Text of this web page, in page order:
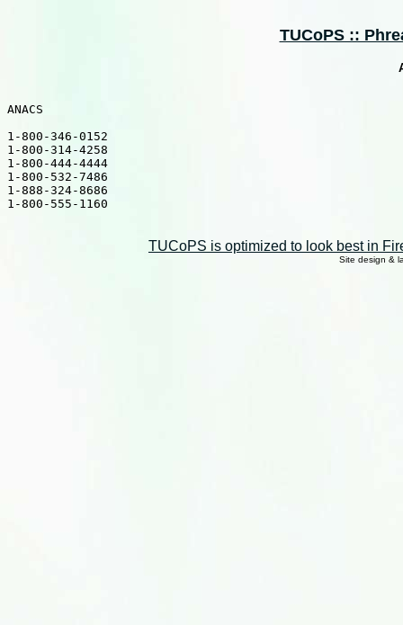
TUCoPS ::
ANACS
1-800-346-0152
1-800-314-4258
1-800-444-4444
1-800-532-7486
1-888-324-8686
1-800-555-1160
TUCoPS is optimized to look best in
Site design &